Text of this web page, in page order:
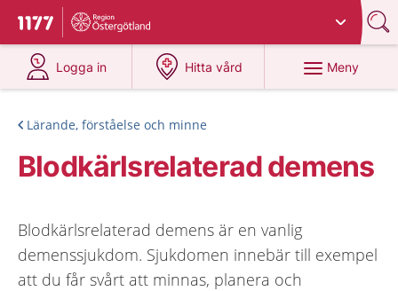
Till startsidan för 1177
Du har valt region
Logga in
på 1177.se
Hitta vård
på 1177.se
Meny
Lärande, förståelse och minne
Blodkärlsrelaterad demens
Blodkärlsrelaterad demens är en vanlig
demenssjukdom. Sjukdomen innebär till exempel
att du får svårt att minnas, planera och